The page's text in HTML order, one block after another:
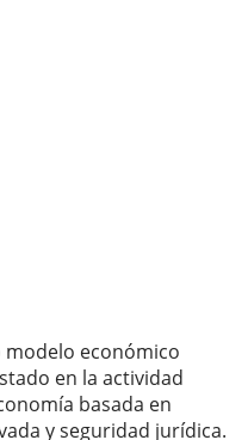
económico
en la actividad
basada en
y seguridad jurídica.